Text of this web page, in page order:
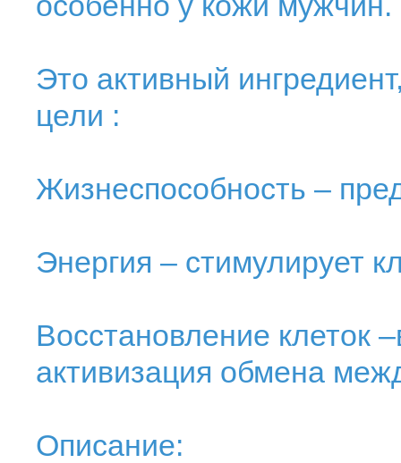
Это активный
цели :
Жизнеспособность –
Энергия – стимулирует
Восстановление клеток
активизация обмена
Описание: